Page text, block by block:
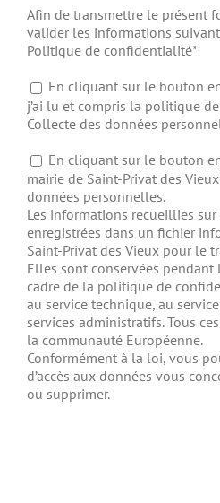
Afin de transmettre le présent
valider les informations
Politique de confidentialité*
En cliquant sur le bouton
j’ai lu et compris la politique
Collecte des données
En cliquant sur le bouton
mairie de Saint-Privat des
données personnelles.
Les informations recueillies
enregistrées dans un fichier
Saint-Privat des Vieux pour le
Elles sont conservées
cadre de la politique de
au service technique, au
services administratifs. Tous
la communauté Européenne.
Conformément à la loi, vous
d’accès aux données vous
ou supprimer.